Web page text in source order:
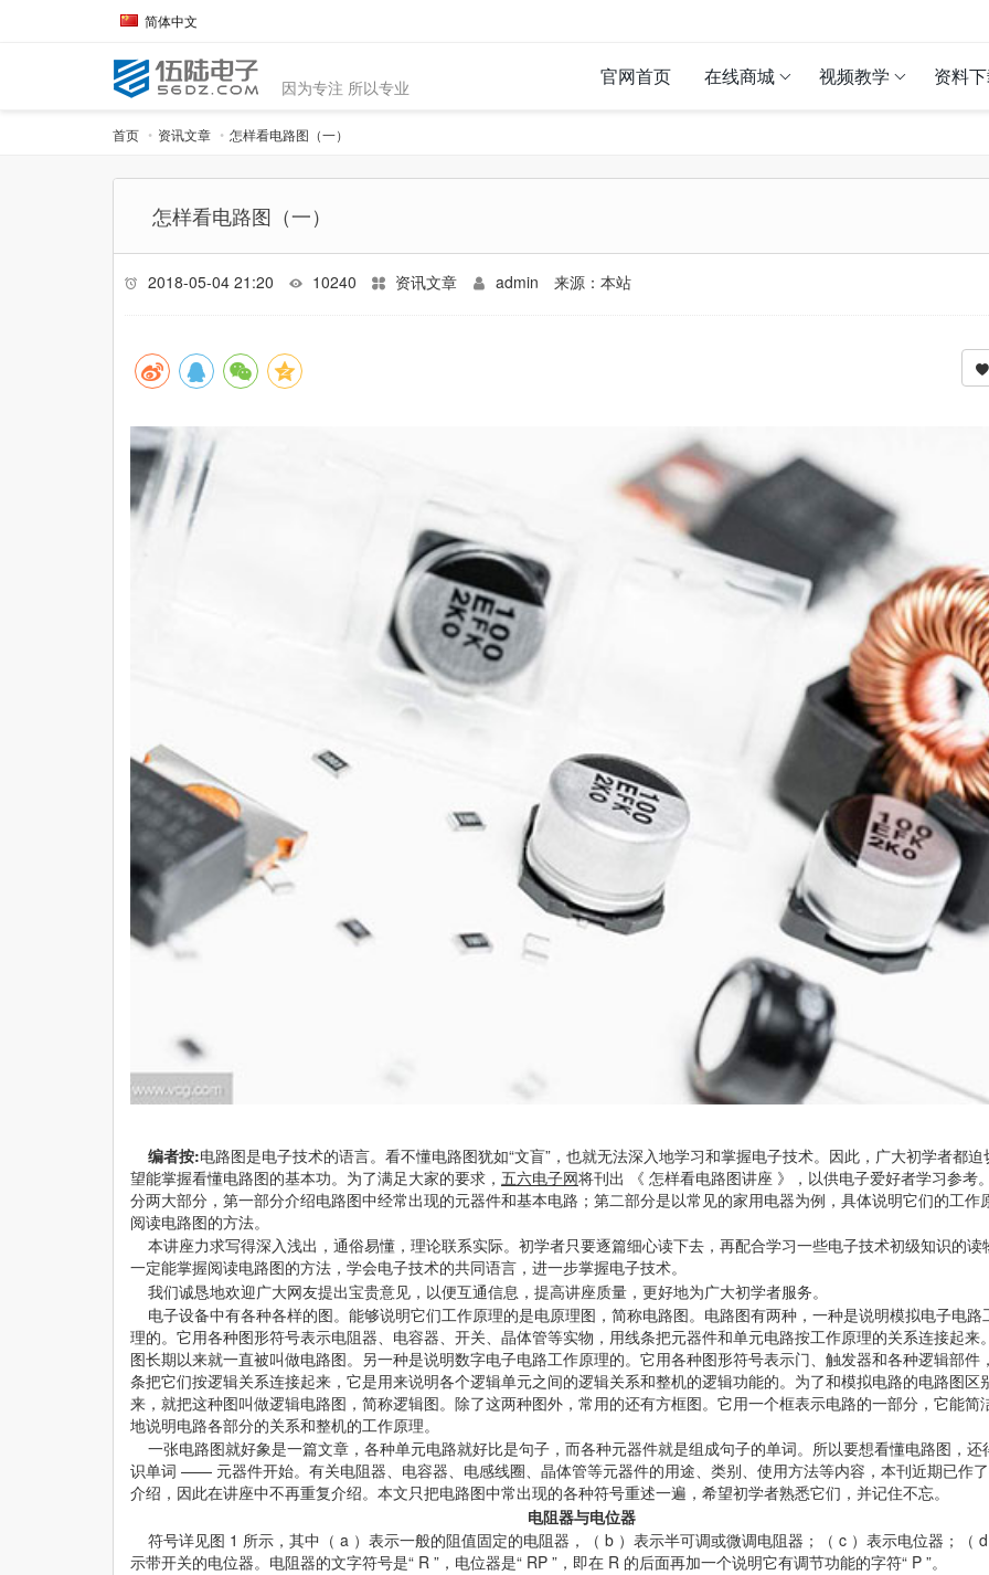
简体中文
因为专注 所以专业 官网首页 在线商城 视频教学 资料
首页 资讯文章 怎样看电路图（一）
怎样看电路图（一）
2018-05-04 21:20 10240 资讯文章 admin 来源：本站
编者按:电路图是电子技术的语言。看不懂电路图犹如“文盲”，也就无法深入地学习和掌握电子技术。因此，广大初学者都迫
望能掌握看懂电路图的基本功。为了满足大家的要求， 五六电子网将刊出 《 怎样看电路图讲座 》，以供电子爱好者学习参考
分两大部分，第一部分介绍电路图中经常出现的元器件和基本电路；第二部分是以常见的家用电器为例，具体说明它们的工作
阅读电路图的方法。
本讲座力求写得深入浅出，通俗易懂，理论联系实际。初学者只要逐篇细心读下去，再配合学习一些电子技术初级知识的读
一定能掌握阅读电路图的方法，学会电子技术的共同语言，进一步掌握电子技术。
我们诚恳地欢迎广大网友提出宝贵意见，以便互通信息，提高讲座质量，更好地为广大初学者服务。
电子设备中有各种各样的图。能够说明它们工作原理的是电原理图，简称电路图。电路图有两种，一种是说明模拟电子电路
理的。它用各种图形符号表示电阻器、电容器、开关、晶体管等实物，用线条把元器件和单元电路按工作原理的关系连接起来
图长期以来就一直被叫做电路图。另一种是说明数字电子电路工作原理的。它用各种图形符号表示门、触发器和各种逻辑部件
条把它们按逻辑关系连接起来，它是用来说明各个逻辑单元之间的逻辑关系和整机的逻辑功能的。为了和模拟电路的电路图区
来，就把这种图叫做逻辑电路图，简称逻辑图。除了这两种图外，常用的还有方框图。它用一个框表示电路的一部分，它能简
地说明电路各部分的关系和整机的工作原理。
一张电路图就好象是一篇文章，各种单元电路就好比是句子，而各种元器件就是组成句子的单词。所以要想看懂电路图，还
识单词 —— 元器件开始。有关电阻器、电容器、电感线圈、晶体管等元器件的用途、类别、使用方法等内容，本刊近期已作
介绍，因此在讲座中不再重复介绍。本文只把电路图中常出现的各种符号重述一遍，希望初学者熟悉它们，并记住不忘。
电阻器与电位器
符号详见图 1 所示，其中（ a ）表示一般的阻值固定的电阻器，（ b ）表示半可调或微调电阻器；（ c ）表示电位器；（
示带开关的电位器。电阻器的文字符号是“ R ”，电位器是“ RP ”，即在 R 的后面再加一个说明它有调节功能的字符“ P ”。